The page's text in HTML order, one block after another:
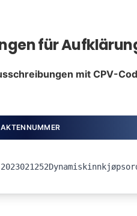
für
mit CPV-
AKTENNUMMER